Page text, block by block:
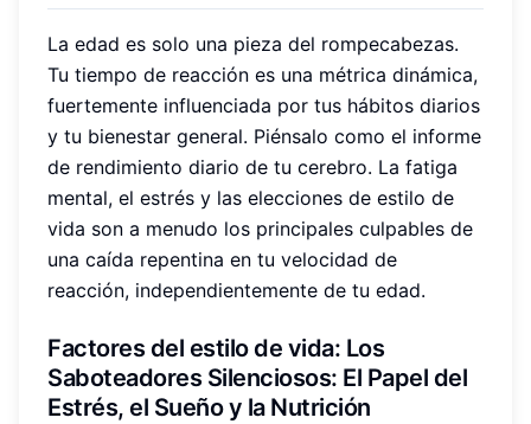
La edad es solo una pieza del rompecabezas.
Tu tiempo de reacción es una métrica dinámica,
fuertemente influenciada por tus hábitos diarios
y tu bienestar general. Piénsalo como el informe
de rendimiento diario de tu cerebro. La fatiga
mental, el estrés y las elecciones de estilo de
vida son a menudo los principales culpables de
una caída repentina en tu velocidad de
reacción, independientemente de tu edad.
Factores del estilo de vida: Los
Saboteadores Silenciosos: El Papel del
Estrés, el Sueño y la Nutrición